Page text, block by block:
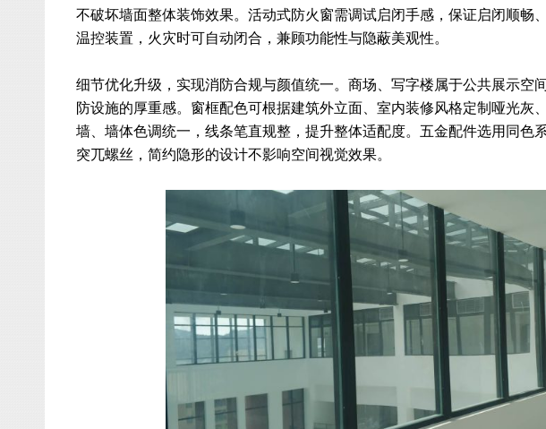
不破坏墙面整体装饰效果。活动式防火窗需调试启闭手感，保证启闭顺畅
温控装置，火灾时可自动闭合，兼顾功能性与隐蔽美观性。
细节优化升级，实现消防合规与颜值统一。商场、写字楼属于公共展示空
防设施的厚重感。窗框配色可根据建筑外立面、室内装修风格定制哑光灰
墙、墙体色调统一，线条笔直规整，提升整体适配度。五金配件选用同色
突兀螺丝，简约隐形的设计不影响空间视觉效果。